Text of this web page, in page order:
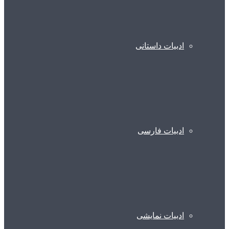
ادبیات داستانی
ادبیات فارسی
ادبیات نمایشی